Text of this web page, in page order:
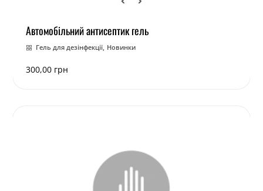
Автомобільний антисептик гель
Гель для дезінфекції Новинки
300,00 грн